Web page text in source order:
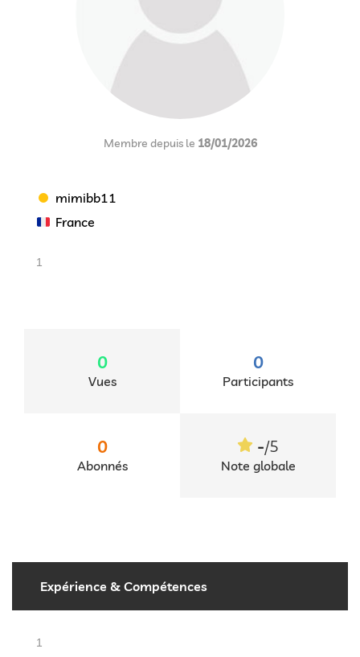
Membre depuis le 18/01/2026
mimibb11
France
1
0
Vues
0
Participants
0
Abonnés
-/5
Note globale
Expérience & Compétences
1